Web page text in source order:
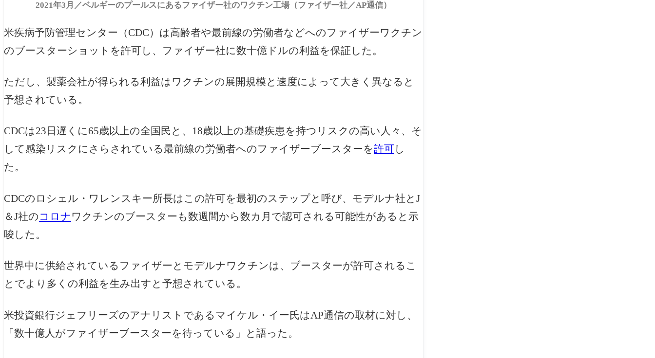
2021年3月／ベルギーのプールスにあるファイザー社のワクチン工場（ファイザー社／AP通信）
米疾病予防管理センター（CDC）は高齢者や最前線の労働者などへのファイザーワクチン
のブースターショットを許可し、ファイザー社に数十億ドルの利益を保証した。
ただし、製薬会社が得られる利益はワクチンの展開規模と速度によって大きく異なると
予想されている。
CDCは23日遅くに65歳以上の全国民と、18歳以上の基礎疾患を持つリスクの高い人々、そ
して感染リスクにさらされている最前線の労働者へのファイザーブースターを許可 し
た。
CDCのロシェル・ワレンスキー所長はこの許可を最初のステップと呼び、モデルナ社とJ
＆J社の コロナワクチンのブースターも数週間から数カ月で認可される可能性があると示
唆した。
世界中に供給されているファイザーとモデルナワクチンは、ブースターが許可されるこ
とでより多くの利益を生み出すと予想されている。
米投資銀行ジェフリーズのアナリストであるマイケル・イー氏はAP通信の取材に対し、
「数十億人がファイザーブースターを待っている」と語った。